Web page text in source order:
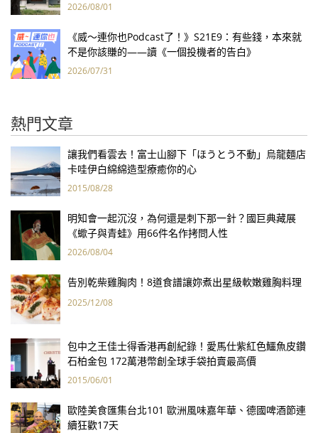
2026/08/01
《威～連你也Podcast了！》S21E9：有些錢，本來就
不是你該賺的——讀《一個投機者的告白》
2026/07/31
熱門文章
讓我們看雲去！富士山腳下「ほうとう不動」烏龍麵店
卡哇伊白綿綿造型療癒你的心
2015/08/28
明知會一起沉沒，為何還是刺下那一針？國巨典藏展
《蠍子與青蛙》用66件名作拷問人性
2026/08/04
告別乾柴雞胸肉！8道食譜讓妳煮出星級軟嫩雞胸料理
2025/12/08
包中之王佳士得香港再創紀錄！愛馬仕紫紅色鱷魚皮鑽
石柏金包 172萬港幣創全球手袋拍賣最高價
2015/06/01
歐陸美食匯集台北101 歐洲風味嘉年華、德國啤酒節連
續狂歡17天